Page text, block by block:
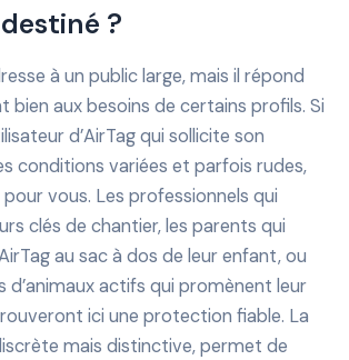
?
à un public large, mais il répond
bien aux besoins de certains profils. Si
d’AirTag qui sollicite son
conditions variées et parfois rudes,
vous. Les professionnels qui
clés de chantier, les parents qui
au sac à dos de leur enfant, ou
d’animaux actifs qui promènent leur
ici une protection fiable. La
mais distinctive, permet de